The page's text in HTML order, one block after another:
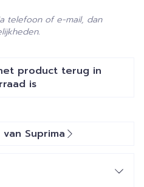
product terug in
is
telefoon of e-mail, dan
Suprima